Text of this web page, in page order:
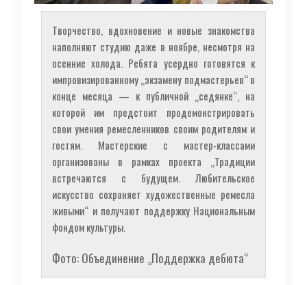
Творчество, вдохновение и новые знакомства
наполняют студию даже в ноябре, несмотря на
осенние холода. Ребята усердно готовятся к
импровизированному „экзамену подмастерьев“ в
конце месяца — к публичной „седянке“, на
которой им предстоит продемонстрировать
свои умения ремесленников своим родителям и
гостям. Мастерские с мастер-классами
организованы в рамках проекта „Традиции
встречаются с будущем. Любительское
искусство сохраняет художественные ремесла
живыми“ и получают поддержку Национальным
фондом культуры.
Фото: Объединение „Поддержка дебюта“